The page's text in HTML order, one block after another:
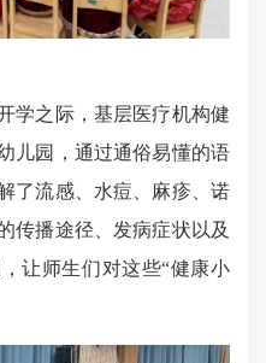
之际，基层医疗机构健
儿园，通过通俗易懂的语
了流感、水痘、麻疹、诺
传播途径、发病症状以及
让师生们对这些“健康小